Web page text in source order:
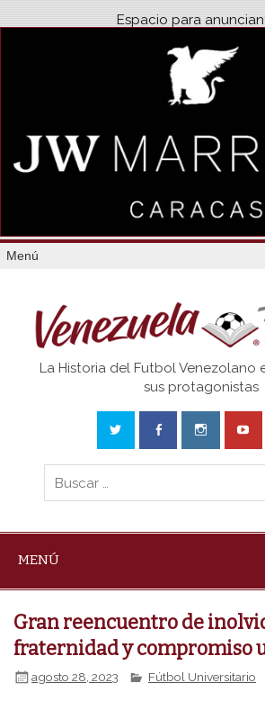
Espacio para
Menú
La Historia del Futbol Venezolano
sus protagonistas
MENÚ
Gran reencuentro de
fraternidad y compromiso
agosto 28, 2023 Fútbol Universitario